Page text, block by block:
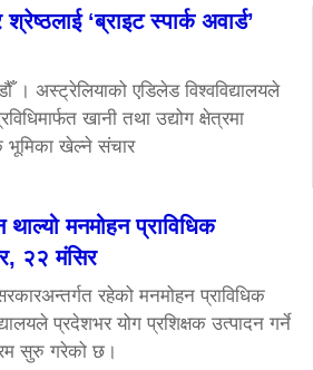
‘ब्राइट स्पार्क अवार्ड’
। अस्ट्रेलियाको एडिलेड विश्वविद्यालयले
खानी तथा उद्योग क्षेत्रमा
भूमिका खेल्ने संचार
थाल्यो मनमोहन प्राविधिक
२२ मंसिर
रहेको मनमोहन प्राविधिक
प्रदेशभर योग प्रशिक्षक उत्पादन गर्ने
सुरु गरेको छ।